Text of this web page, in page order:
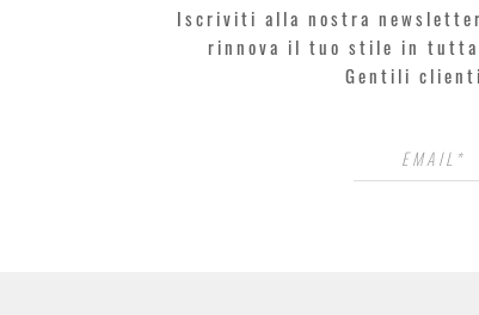
Iscriviti alla nostra newsletter
rinnova il tuo stile in tutta
Gentili